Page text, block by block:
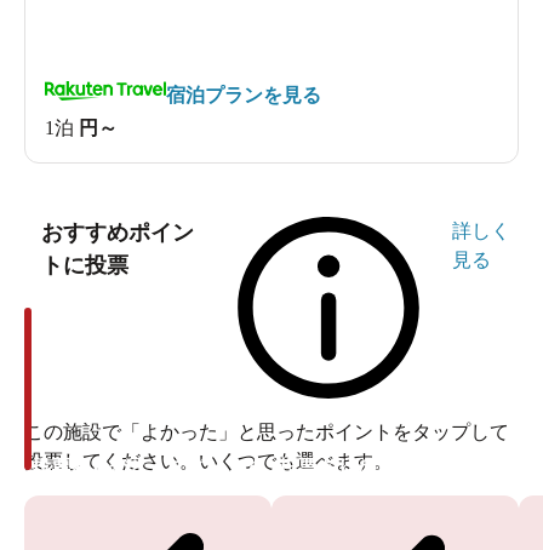
1泊 円～
宿泊プランを見る
おすすめポイン
トに投票
詳しく
見る
この施設で「よかった」と思ったポイントをタップして
投票してください。いくつでも選べます。
投票ありがとうございます 投票ありがとうございます